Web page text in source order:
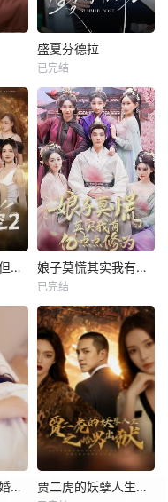
盛夏芬德拉
已完结
我有八个姐姐，但是他们都是弟控2 娘子莫慌其实我有亿点点修为
已完结
冰山女总裁的替婚兵王 贾二虎的妖孽人生之皓男出狱